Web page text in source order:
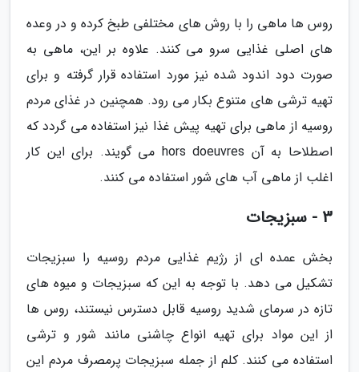
روس ها ماهی را با روش های مختلفی طبخ کرده و در وعده
های اصلی غذایی سرو می کنند. علاوه بر این، ماهی به
صورت دود اندود شده نیز مورد استفاده قرار گرفته و برای
تهیه ترشی های متنوع بکار می رود. همچنین در غذای مردم
روسیه از ماهی برای تهیه پیش غذا نیز استفاده می گردد که
اصطلاحا به آن hors doeuvres می گویند. برای این کار
اغلب از ماهی آب های شور استفاده می کنند.
3 - سبزیجات
بخش عمده ای از رژیم غذایی مردم روسیه را سبزیجات
تشکیل می دهد. با توجه به این که سبزیجات و میوه های
تازه در سرمای شدید روسیه قابل دسترس نیستند، روس ها
از این مواد برای تهیه انواع چاشنی مانند شور و ترشی
استفاده می کنند. کلم از جمله سبزیجات پرمصرف مردم این